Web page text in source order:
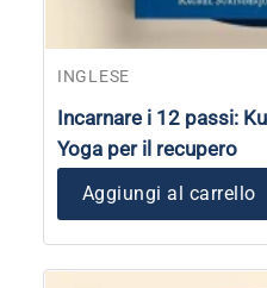
INGLESE
Incarnare i 12 passi:
Yoga per il recupero
Aggiungi al carrello